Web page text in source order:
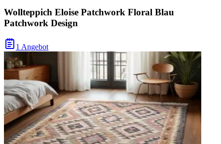
Wollteppich Eloise Patchwork Floral Blau
Patchwork Design
1 Angebot